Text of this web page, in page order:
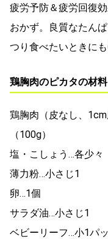
疲労予防＆疲労回復
おかず。良質なたん
つり食べたいときに
鶏胸肉のピカタの材
鶏胸肉（皮なし、
（100g）
塩・こしょう…各少々
薄力粉…小さじ1
卵…1個
サラダ油…小さじ1
ベビーリーフ…小1パ